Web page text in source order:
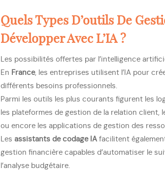
Quels Types D’outils De
Développer Avec L’IA ?
Les possibilités offertes par l’intelligence
En France, les entreprises utilisent l’IA pour
différents besoins professionnels.
Parmi les outils les plus courants figurent les
les plateformes de gestion de la relation client,
ou encore les applications de gestion des
Les assistants de codage IA facilitent
gestion financière capables d’automatiser le
l’analyse budgétaire.